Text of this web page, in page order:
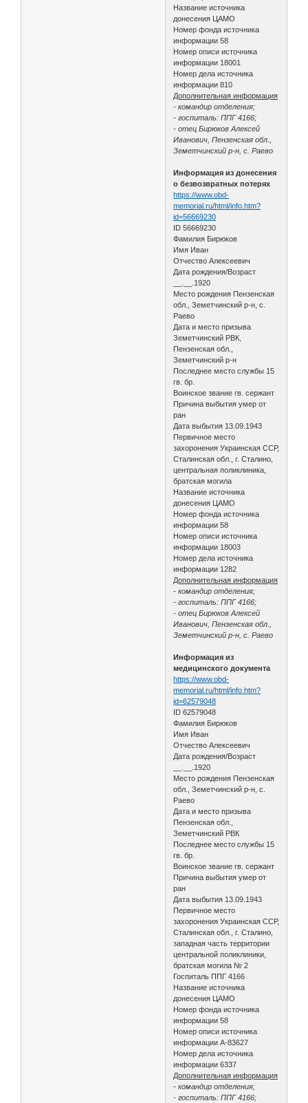
Название источника
донесения ЦАМО
Номер фонда источника
информации 58
Номер описи источника
информации 18001
Номер дела источника
информации 810
Дополнительная информация
- командир отделения;
- госпиталь: ППГ 4166;
- отец Бирюков Алексей
Иванович, Пензенская обл.,
Земетчинский р-н, с. Раево
Информация из донесения
о безвозвратных потерях
https://www.obd-
memorial.ru/html/info.htm?
id=56669230
ID 56669230
Фамилия Бирюков
Имя Иван
Отчество Алексеевич
Дата рождения/Возраст
__.__.1920
Место рождения Пензенская
обл., Земетчинский р-н, с.
Раево
Дата и место призыва
Земетчинский РВК,
Пензенская обл.,
Земетчинский р-н
Последнее место службы 15
гв. бр.
Воинское звание гв. сержант
Причина выбытия умер от
ран
Дата выбытия 13.09.1943
Первичное место
захоронения Украинская ССР,
Сталинская обл., г. Сталино,
центральная поликлиника,
братская могила
Название источника
донесения ЦАМО
Номер фонда источника
информации 58
Номер описи источника
информации 18003
Номер дела источника
информации 1282
Дополнительная информация
- командир отделения;
- госпиталь: ППГ 4166;
- отец Бирюков Алексей
Иванович, Пензенская обл.,
Земетчинский р-н, с. Раево
Информация из
медицинского документа
https://www.obd-
memorial.ru/html/info.htm?
id=62579048
ID 62579048
Фамилия Бирюков
Имя Иван
Отчество Алексеевич
Дата рождения/Возраст
__.__.1920
Место рождения Пензенская
обл., Земетчинский р-н, с.
Раево
Дата и место призыва
Пензенская обл.,
Земетчинский РВК
Последнее место службы 15
гв. бр.
Воинское звание гв. сержант
Причина выбытия умер от
ран
Дата выбытия 13.09.1943
Первичное место
захоронения Украинская ССР,
Сталинская обл., г. Сталино,
западная часть территории
центральной поликлиники,
братская могила № 2
Госпиталь ППГ 4166
Название источника
донесения ЦАМО
Номер фонда источника
информации 58
Номер описи источника
информации А-83627
Номер дела источника
информации 6337
Дополнительная информация
- командир отделения;
- госпиталь: ППГ 4166;